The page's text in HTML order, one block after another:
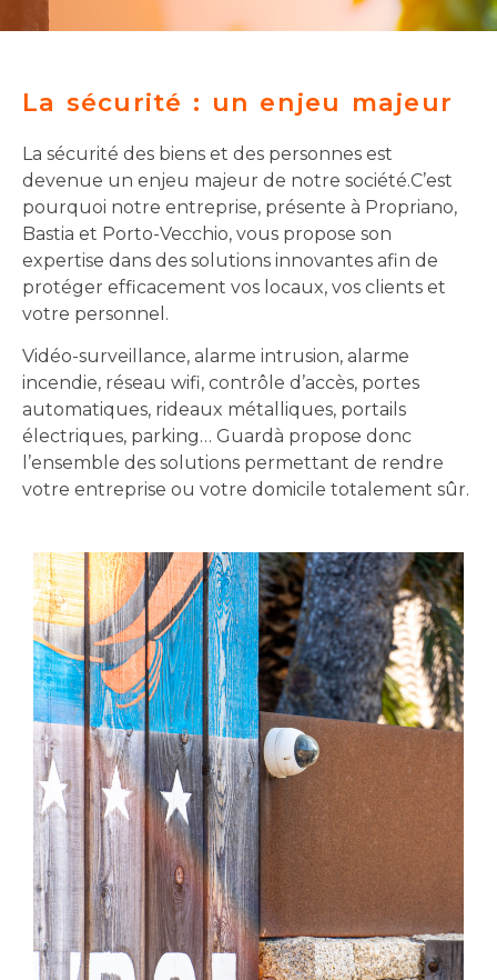
La sécurité : un enjeu majeur
La sécurité des biens et des personnes est
devenue un enjeu majeur de notre société.C’est
pourquoi notre entreprise, présente à Propriano,
Bastia et Porto-Vecchio, vous propose son
expertise dans des solutions innovantes afin de
protéger efficacement vos locaux, vos clients et
votre personnel.
Vidéo-surveillance, alarme intrusion, alarme
incendie, réseau wifi, contrôle d’accès, portes
automatiques, rideaux métalliques, portails
électriques, parking… Guardà propose donc
l’ensemble des solutions permettant de rendre
votre entreprise ou votre domicile totalement sûr.